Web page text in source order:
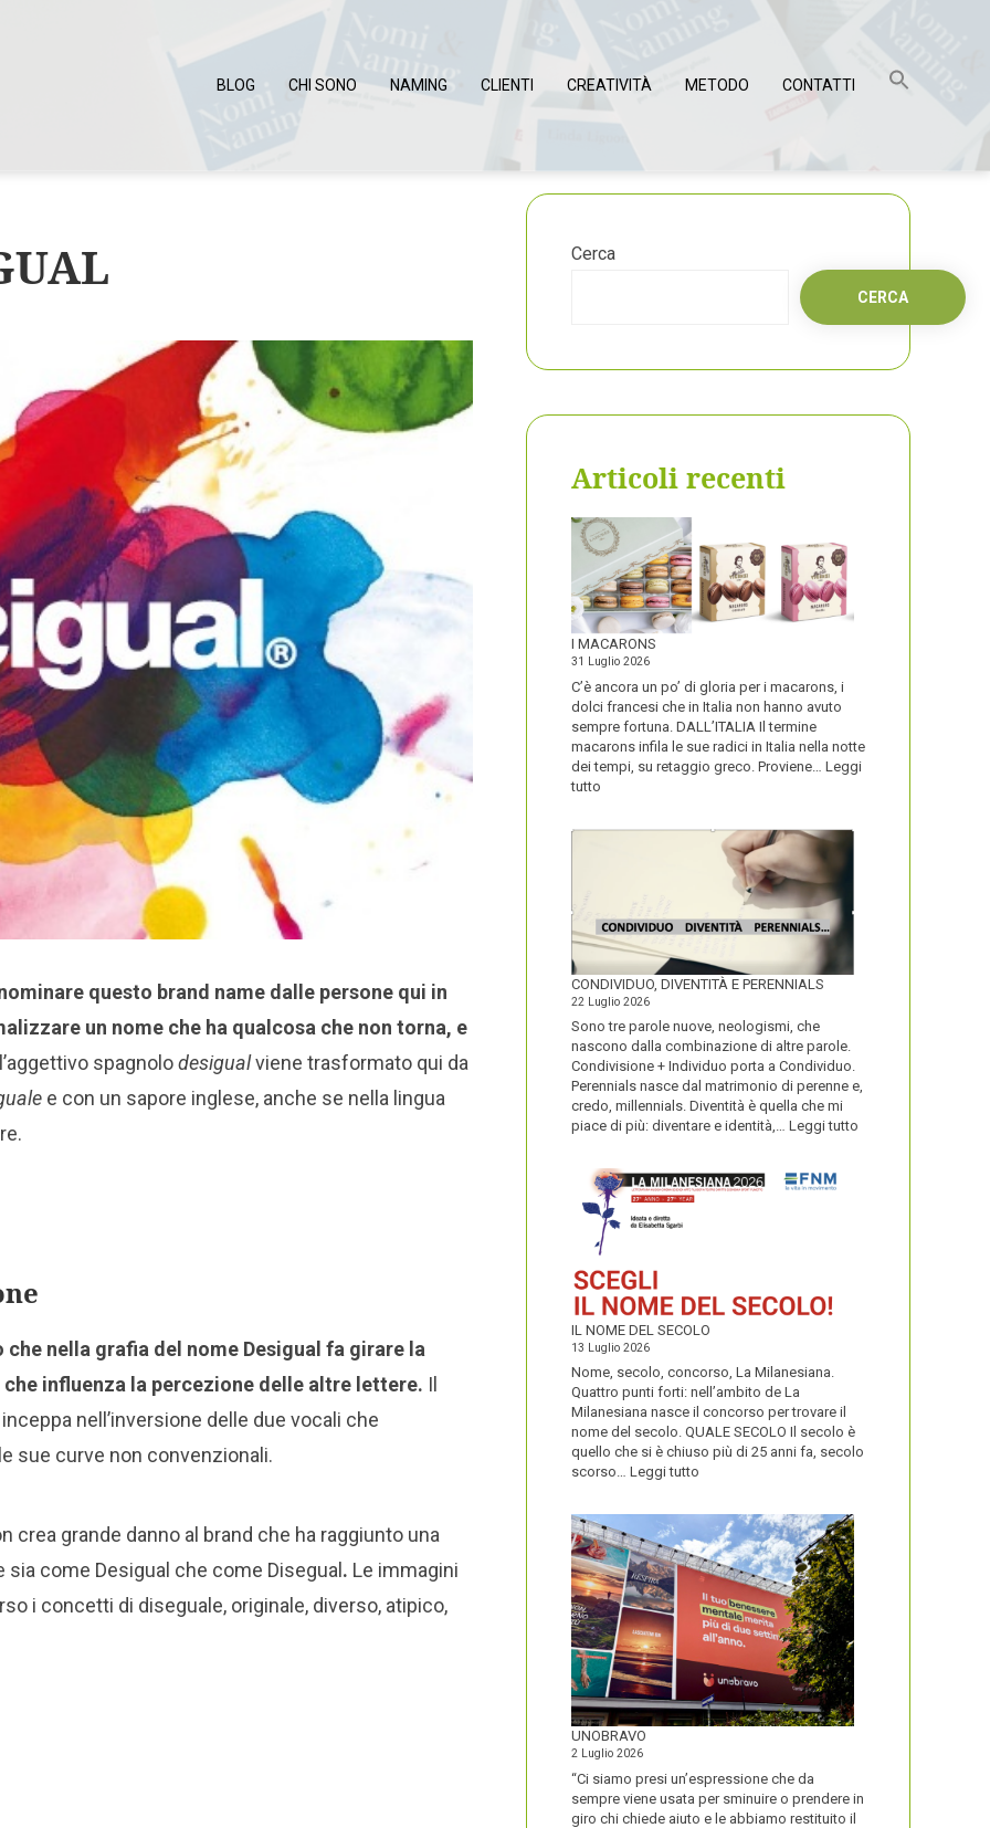
BLOG CHI SONO NAMING CLIENTI CREATIVITÀ METODO CONTATTI
questo brand name dalle persone qui in
un nome che ha qualcosa che non torna, e
spagnolodesigualviene trasformato qui da
e con un sapore inglese, anche se nella lingua
nella grafia del nome Desigual fa girare la
influenza la percezione delle altre lettere. Il
nell’inversione delle due vocali che
sue curve non convenzionali.
crea grande danno al brand che ha raggiunto una
come Desigual che come Disegual . Le immagini
i concetti di diseguale, originale, diverso, atipico,
Cerca
CERCA
Articoli recenti
I MACARONS
31 Luglio 2026
C’è ancora un po’ di gloria per i macarons, i
dolci francesi che in Italia non hanno avuto
sempre fortuna. DALL’ITALIA Il termine
macarons infila le sue radici in Italia nella notte
dei tempi, su retaggio greco. Proviene… Leggi
tutto
CONDIVIDUO, DIVENTITÀ E PERENNIALS
22 Luglio 2026
Sono tre parole nuove, neologismi, che
nascono dalla combinazione di altre parole.
Condivisione + Individuo porta a Condividuo.
Perennials nasce dal matrimonio di perenne e,
credo, millennials. Diventità è quella che mi
piace di più: diventare e identità,… Leggi tutto
IL NOME DEL SECOLO
13 Luglio 2026
Nome, secolo, concorso, La Milanesiana.
Quattro punti forti: nell’ambito de La
Milanesiana nasce il concorso per trovare il
nome del secolo. QUALE SECOLO Il secolo è
quello che si è chiuso più di 25 anni fa, secolo
scorso… Leggi tutto
NOME
DEL
SECOLO
UNOBRAVO
2 Luglio 2026
“Ci siamo presi un’espressione che da
sempre viene usata per sminuire o prendere in
giro chi chiede aiuto e le abbiamo restituito il